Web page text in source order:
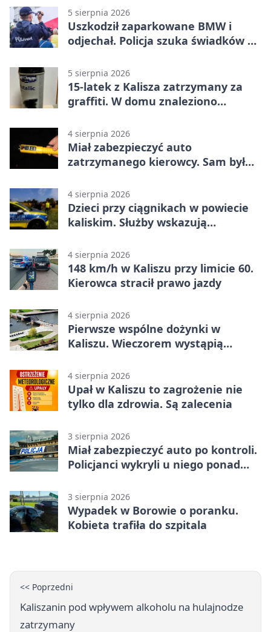
5 sierpnia 2026
Uszkodził zaparkowane BMW i
odjechał. Policja szuka świadków w
5 sierpnia 2026
15-latek z Kalisza zatrzymany za
graffiti. W domu znaleziono
4 sierpnia 2026
Miał zabezpieczyć auto
zatrzymanego kierowcy. Sam był
4 sierpnia 2026
Dzieci przy ciągnikach w powiecie
kaliskim. Służby wskazują
4 sierpnia 2026
148 km/h w Kaliszu przy limicie 60.
Kierowca stracił prawo jazdy
4 sierpnia 2026
Pierwsze wspólne dożynki w
Kaliszu. Wieczorem wystąpią
4 sierpnia 2026
Upał w Kaliszu to zagrożenie nie
tylko dla zdrowia. Są zalecenia
3 sierpnia 2026
Miał zabezpieczyć auto po kontroli.
Policjanci wykryli u niego ponad
3 sierpnia 2026
Wypadek w Borowie o poranku.
Kobieta trafiła do szpitala
<< Poprzedni
Kaliszanin pod wpływem alkoholu na hulajnodze
zatrzymany